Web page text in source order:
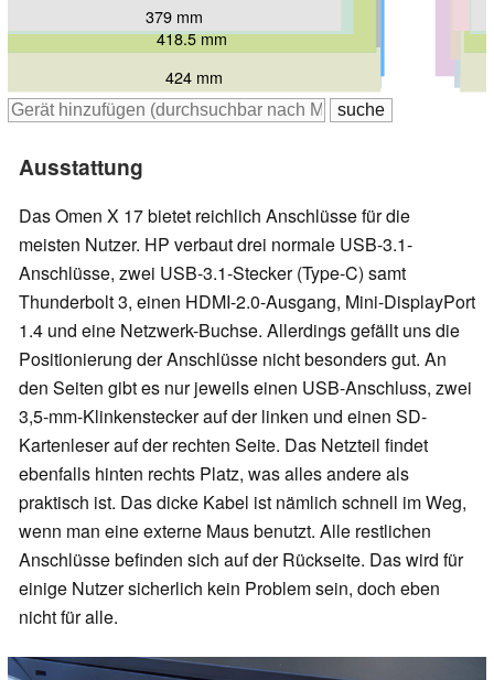
425 mm
418 mm
424 mm
424 mm
419 mm
418.5 mm
386 mm
393 mm
379 mm
Ausstattung
Das Omen X 17 bietet reichlich Anschlüsse für die
meisten Nutzer. HP verbaut drei normale USB-3.1-
Anschlüsse, zwei USB-3.1-Stecker (Type-C) samt
Thunderbolt 3, einen HDMI-2.0-Ausgang, Mini-DisplayPort
1.4 und eine Netzwerk-Buchse. Allerdings gefällt uns die
Positionierung der Anschlüsse nicht besonders gut. An
den Seiten gibt es nur jeweils einen USB-Anschluss, zwei
3,5-mm-Klinkenstecker auf der linken und einen SD-
Kartenleser auf der rechten Seite. Das Netzteil findet
ebenfalls hinten rechts Platz, was alles andere als
praktisch ist. Das dicke Kabel ist nämlich schnell im Weg,
wenn man eine externe Maus benutzt. Alle restlichen
Anschlüsse befinden sich auf der Rückseite. Das wird für
einige Nutzer sicherlich kein Problem sein, doch eben
nicht für alle.